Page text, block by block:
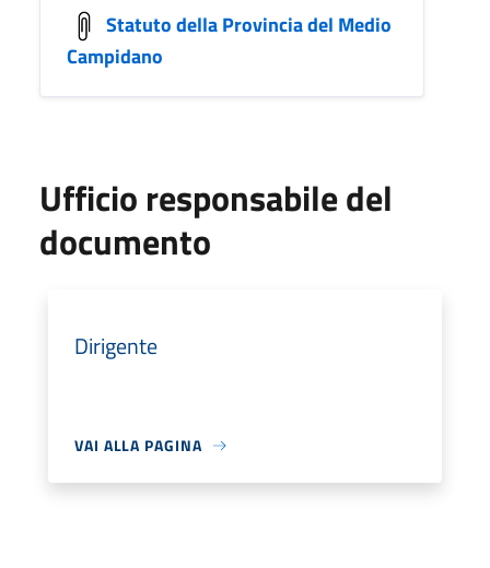
Statuto della Provincia del Medio
Campidano
Ufficio responsabile del
documento
Dirigente
VAI ALLA PAGINA